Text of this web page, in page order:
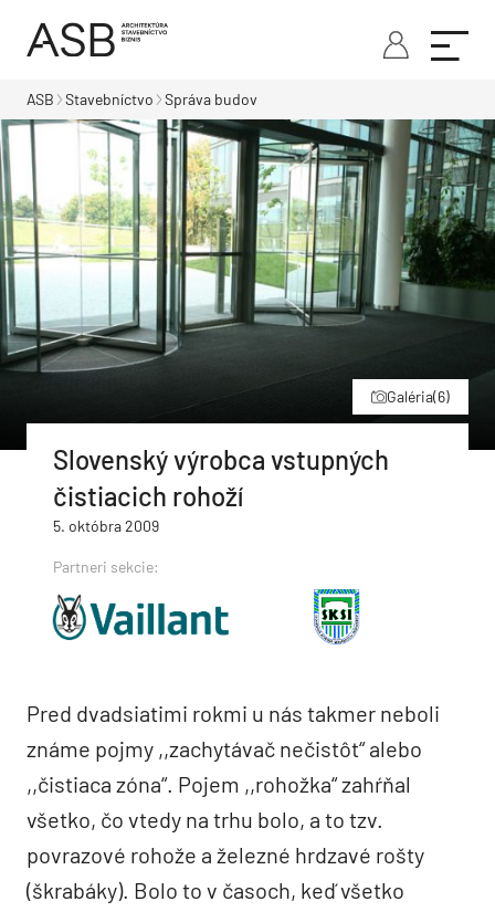
ASB Stavebníctvo Správa budov
Galéria(6)
Slovenský výrobca vstupných
čistiacich rohoží
5. októbra 2009
Partneri sekcie:
Pred dvadsiatimi rokmi u nás takmer neboli
známe pojmy ,,zachytávač nečistôt“ alebo
,,čistiaca zóna“. Pojem ,,rohožka“ zahŕňal
všetko, čo vtedy na trhu bolo, a to tzv.
povrazové rohože a železné hrdzavé rošty
(škrabáky). Bolo to v časoch, keď všetko